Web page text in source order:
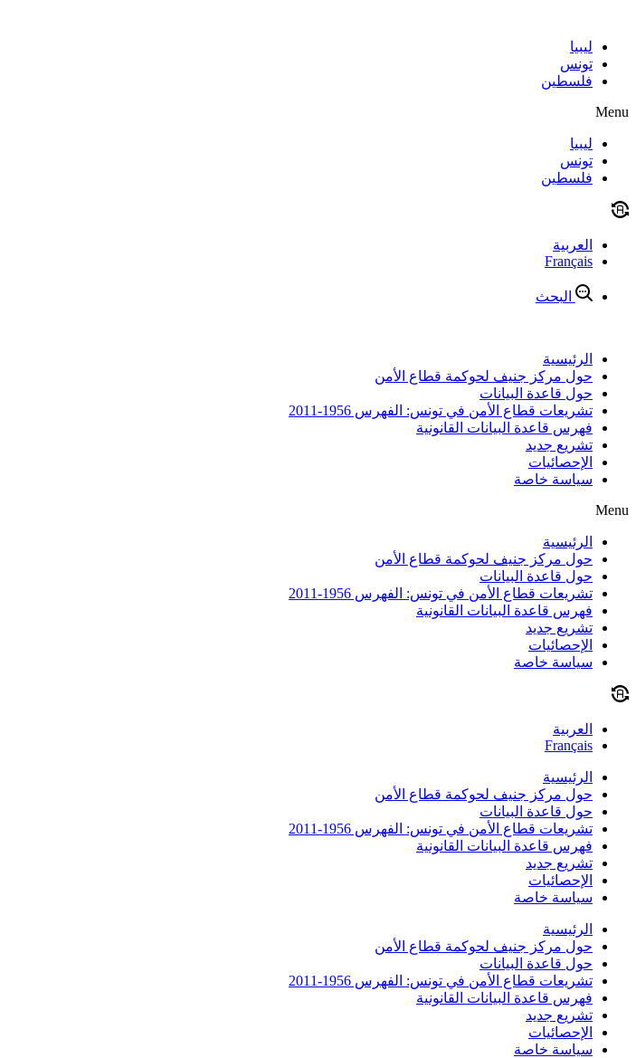
contentليبيا
تونس
فلسطين
Menu
ليبيا
تونس
فلسطين
العربية
Français
البحث
الرئيسية
حول مركز جنيف لحوكمة قطاع الأمن
حول قاعدة البيانات
تشريعات قطاع الأمن في تونس: الفهرس 1956-2011
فهرس قاعدة البيانات القانونية
تشريع جديد
الإحصائيات
سياسة خاصة
Menu
الرئيسية
حول مركز جنيف لحوكمة قطاع الأمن
حول قاعدة البيانات
تشريعات قطاع الأمن في تونس: الفهرس 1956-2011
فهرس قاعدة البيانات القانونية
تشريع جديد
الإحصائيات
سياسة خاصة
العربية
Français
الرئيسية
حول مركز جنيف لحوكمة قطاع الأمن
حول قاعدة البيانات
تشريعات قطاع الأمن في تونس: الفهرس 1956-2011
فهرس قاعدة البيانات القانونية
تشريع جديد
الإحصائيات
سياسة خاصة
الرئيسية
حول مركز جنيف لحوكمة قطاع الأمن
حول قاعدة البيانات
تشريعات قطاع الأمن في تونس: الفهرس 1956-2011
فهرس قاعدة البيانات القانونية
تشريع جديد
الإحصائيات
سياسة خاصة